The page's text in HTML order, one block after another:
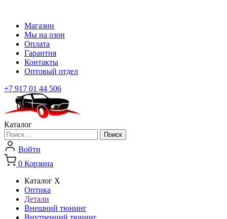
Магазин
Мы на озон
Оплата
Гарантия
Контакты
Оптовый отдел
+7 917 01 44 506
Каталог
Найти:
Войти
0 Корзина
Каталог X
Оптика
Детали
Внешний тюнинг
Внутренний тюнинг